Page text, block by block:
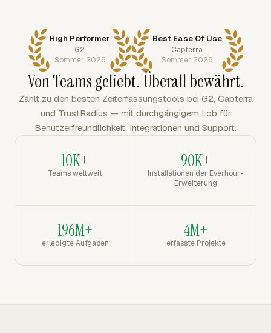
High Performer
G2
Sommer 2026
Best Ease Of Use
Capterra
Sommer 2026
Von Teams geliebt. Überall bewährt.
Zählt zu den besten Zeiterfassungstools bei G2, Capterra
und TrustRadius — mit durchgängigem Lob für
Benutzerfreundlichkeit, Integrationen und Support.
10K+
Teams weltweit
90K+
Installationen der Everhour-
Erweiterung
196M+
erledigte Aufgaben
4M+
erfasste Projekte